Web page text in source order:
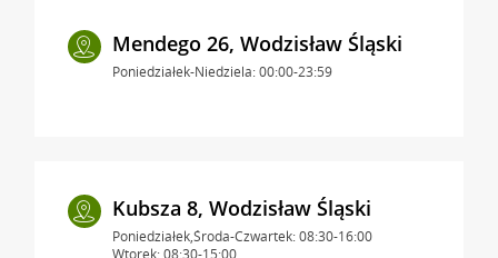
Mendego 26, Wodzisław Śląski
Poniedziałek-Niedziela: 00:00-23:59
Kubsza 8, Wodzisław Śląski
Poniedziałek,Środa-Czwartek: 08:30-16:00
Wtorek: 08:30-15:00